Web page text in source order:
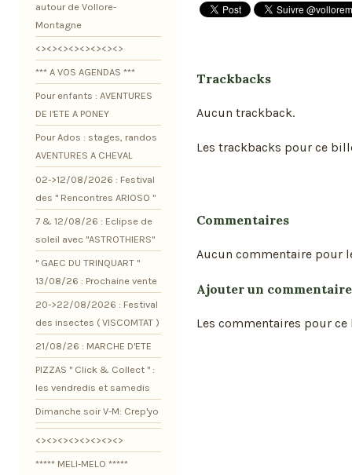
Trackbacks
Aucun trackback.
Les trackbacks pour ce
Commentaires
Aucun commentaire pour
Ajouter un commentaire
Les commentaires pour
autour de Vollore-
Montagne
<><><><><><><><>
*** A VOS AGENDAS ***
Pour enfants : AVENTURES
DE l'ETE A PONEY
Pour Ados : stages, randos
AVENTURES A CHEVAL
02->12/08/2026 : Festival
des " Rencontres ARIOSO "
7 & 12/08/26 : Eclipse de
soleil avec "ASTROTHIERS"
" GAEC DU TRINQUART "
13/08/26 : Prochaine vente
20->22/08/2026 : Festival
des insectes ( VISCOMTAT )
21/08/26 : MARCHE D'ETE
PIZZAS " Click & Collect " :
les vendredis et samedis
Dimanche soir V-M: Crep'yo
<><><><><><><><>
***** MELI-MELO *****